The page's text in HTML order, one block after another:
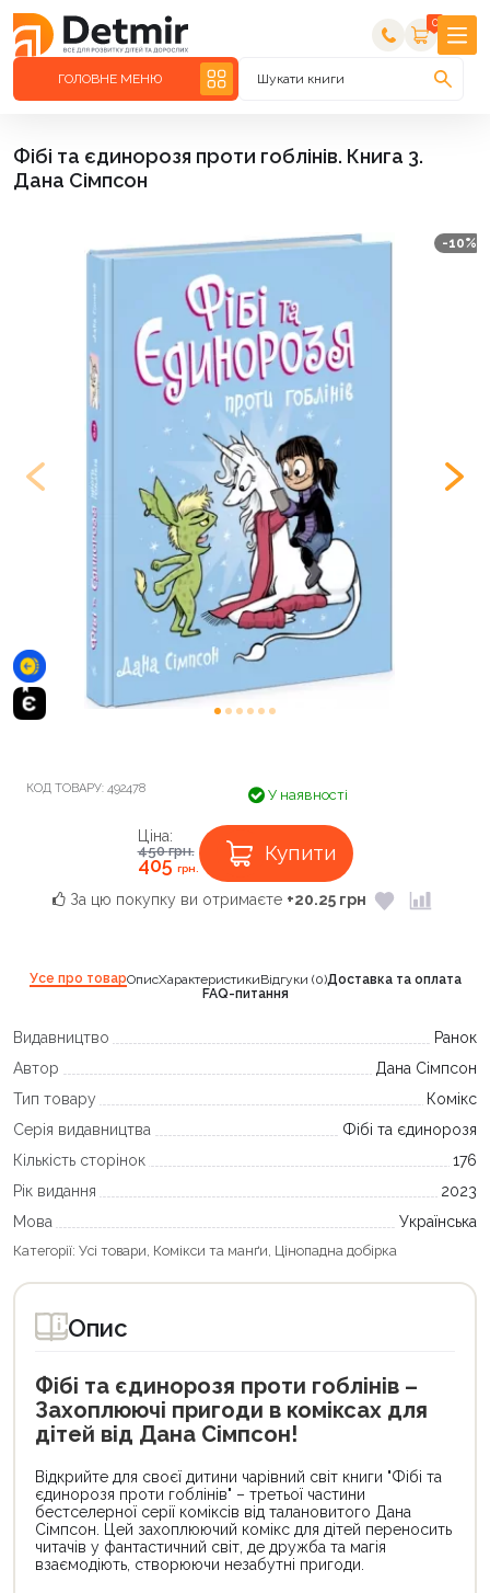
0
ГОЛОВНЕ МЕНЮ Шукати книги
Фібі та єдинорозя проти гоблінів. Книга 3.
Дана Сімпсон
-10%
КОД ТОВАРУ: 492478 У наявності
Ціна:
450грн.
405грн.
Купити
За цю покупку ви отримаєте +20.25 грн
Усе про товарОписХарактеристикиВідгуки (0)Доставка та оплата
FAQ-питання
Видавництво
Ранок
Автор
Дана Сімпсон
Тип товару
Комікс
Серія видавництва
Фібі та єдинорозя
Кількість сторінок
176
Рік видання
2023
Мова
Українська
Категорії: Усі товари Комікси та манґи Цінопадна добірка
Опис
Фібі та єдинорозя проти гоблінів –
Захоплюючі пригоди в коміксах для
дітей від Дана Сімпсон!
Відкрийте для своєї дитини чарівний світ книги "Фібі та
єдинорозя проти гоблінів" – третьої частини
бестселерної серії коміксів від талановитого Дана
Сімпсон. Цей захоплюючий комікс для дітей переносить
читачів у фантастичний світ, де дружба та магія
взаємодіють, створюючи незабутні пригоди.